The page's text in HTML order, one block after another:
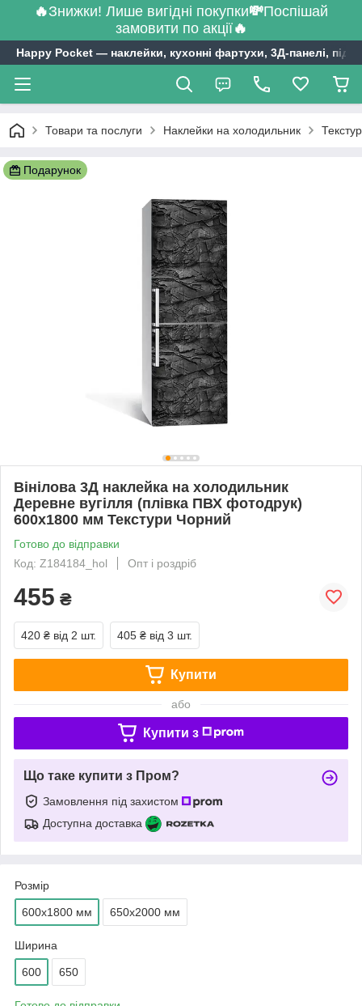
🔥Знижки! Лише вигідні покупки💸Поспішай
замовити по акції🔥
Happy Pocket ― наклейки, кухонні фартухи, 3Д-панелі,
Товари та послуги Наклейки на холодильник
Подарунок
Вінілова 3Д наклейка на холодильник
Деревне вугілля (плівка ПВХ фотодрук)
600х1800 мм Текстури Чорний
Готово до відправки
Код: Z184184_hol
Опт і роздріб
455 ₴
420 ₴ від 2 шт. 405 ₴ від 3 шт.
Купити
або
Купити з
Що таке купити з Пром?
Замовлення під захистом
Доступна доставка
Розмір
600х1800 мм 650х2000 мм
Ширина
600 650